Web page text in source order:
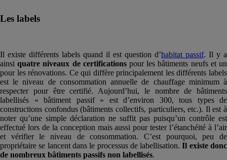
Les labels
Il existe différents labels quand il est question d’habitat passif. Il y a
ainsiquatre niveaux de certificationspour les bâtiments neufs et un
pour les rénovations. Ce qui diffère principalement les différents labels
est le niveau de consommation annuelle de chauffage minimum à
respecter pour être certifié. Aujourd’hui, le nombre de bâtiments
labellisés « bâtiment passif » est d’environ 300, tous types de
constructions confondus (bâtiments collectifs, particuliers, etc.). Il est à
noter qu’une simple déclaration ne suffit pas puisqu’un contrôle est
effectué lors de la conception mais aussi pour tester l’étanchéité à l’air
et vérifier le niveau de consommation. C’est pourquoi, peu de
propriétaire se lancent dans le processus de labellisation. Il existe donc
de nombreux bâtiments passifs non labellisés.